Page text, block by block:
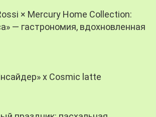
× Mercury Home Collection:
— гастрономия, вдохновленная
х Cosmic latte